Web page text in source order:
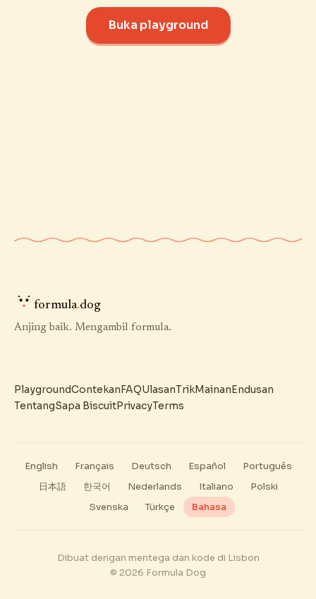
Buka playground
formula.dog
Anjing baik. Mengambil formula.
PlaygroundContekanFAQUlasanTrikMainanEndusan
TentangSapa BiscuitPrivacyTerms
English Français Deutsch Español
Português
日本語
한국어 Nederlands Italiano
Polski
Svenska
Türkçe Bahasa
Dibuat dengan mentega dan kode di Lisbon
© 2026 Formula Dog